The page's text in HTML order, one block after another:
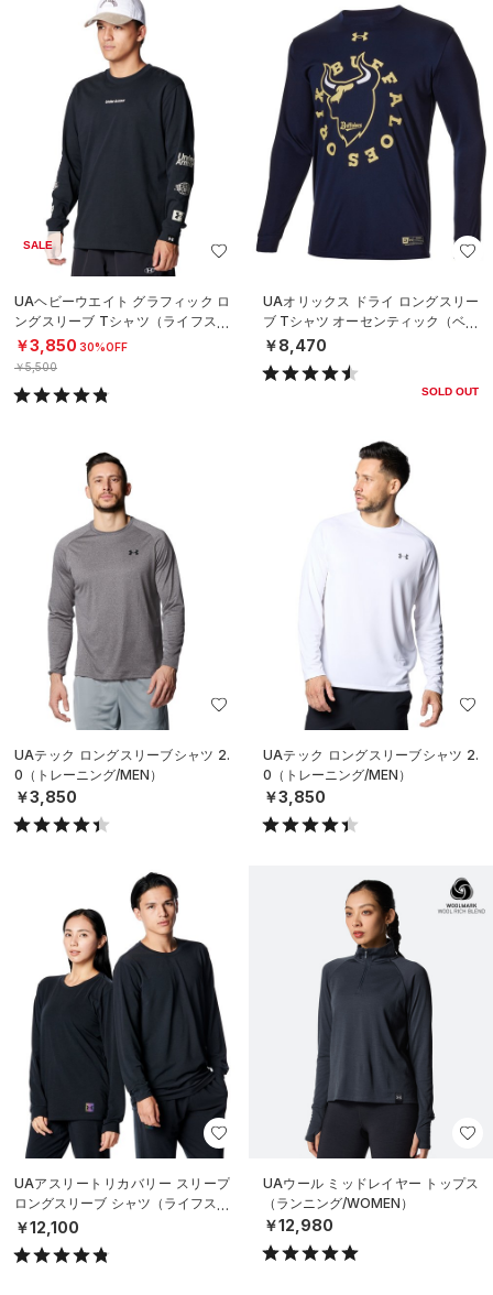
SALE
UAヘビーウエイト グラフィック ロ
ングスリーブ Tシャツ（ライフスタ
イル/MEN）
￥3,850 30%OFF
￥5,500
UAオリックス ドライ ロングスリー
ブ Tシャツ オーセンティック（ベー
スボール/MEN）
￥8,470
SOLD OUT
UAテック ロングスリーブシャツ 2.
0（トレーニング/MEN）
￥3,850
UAテック ロングスリーブシャツ 2.
0（トレーニング/MEN）
￥3,850
UAアスリートリカバリー スリープ
ロングスリーブ シャツ（ライフスタ
イル/UNISEX）
￥12,100
UAウール ミッドレイヤー トップス
（ランニング/WOMEN）
￥12,980